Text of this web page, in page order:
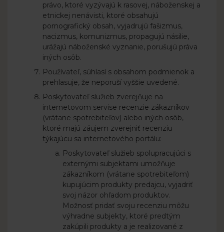
právo, ktoré vyzývajú k rasovej, náboženskej a
etnickej nenávisti, ktoré obsahujú
pornografický obsah, vyjadrujú fašizmus,
nacizmus, komunizmus, propagujú násilie,
urážajú náboženské vyznanie, porušujú práva
iných osôb.
Používateľ, súhlasí s obsahom podmienok a
prehlasuje, že neporuší vyššie uvedené.
Poskytovateľ služieb zverejňuje na
internetovom servise recenzie zákazníkov
(vrátane spotrebiteľov) alebo iných osôb,
ktoré majú záujem zverejniť recenziu
týkajúcu sa internetového portálu:
Poskytovateľ služieb spolupracujúci s
externými subjektami umožňuje
zákazníkom (vrátane spotrebiteľom)
kupujúcim produkty predajcu, vyjadriť
svoj názor ohľadom produktov.
Možnosť pridať svoju recenziu môžu
výhradne subjekty, ktoré predtým
zakúpili produkty a je realizované z